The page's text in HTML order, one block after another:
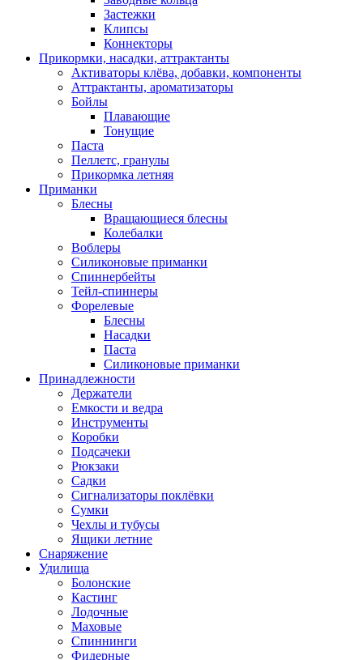
Застежки
Клипсы
Коннекторы
Прикормки, насадки, аттрактанты
Активаторы клёва, добавки, компоненты
Аттрактанты, ароматизаторы
Бойлы
Плавающие
Тонущие
Паста
Пеллетс, гранулы
Прикормка летняя
Приманки
Блесны
Вращающиеся блесны
Колебалки
Воблеры
Силиконовые приманки
Спиннербейты
Тейл-спиннеры
Форелевые
Блесны
Насадки
Паста
Силиконовые приманки
Принадлежности
Держатели
Емкости и ведра
Инструменты
Коробки
Подсачеки
Рюкзаки
Садки
Сигнализаторы поклёвки
Сумки
Чехлы и тубусы
Ящики летние
Снаряжение
Удилища
Болонские
Кастинг
Лодочные
Маховые
Спиннинги
Фидерные